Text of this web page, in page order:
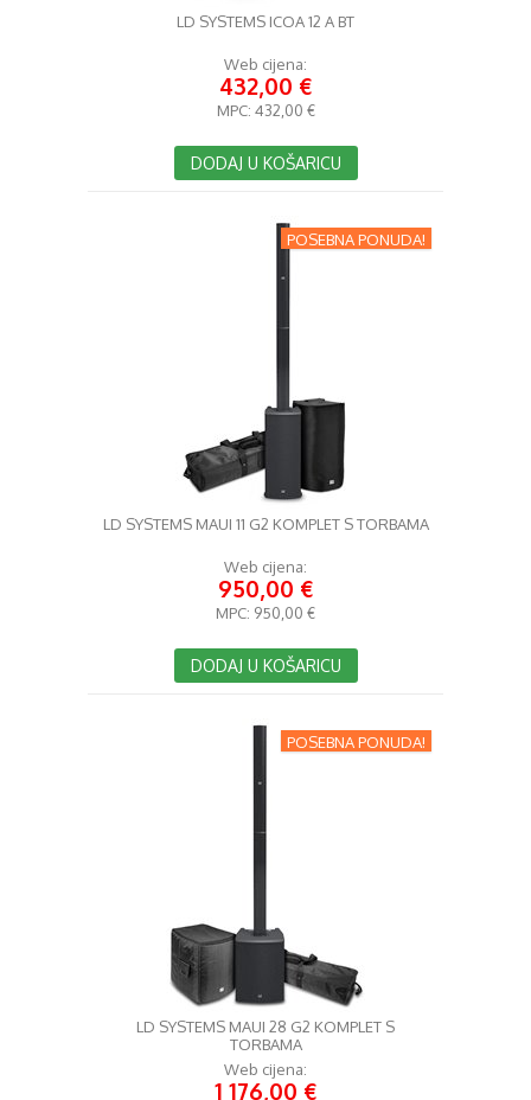
LD SYSTEMS ICOA 12 A BT
Web cijena:
432,00 €
MPC: 432,00 €
DODAJ U KOŠARICU
POSEBNA PONUDA!
LD SYSTEMS MAUI 11 G2 KOMPLET S TORBAMA
Web cijena:
950,00 €
MPC: 950,00 €
DODAJ U KOŠARICU
POSEBNA PONUDA!
LD SYSTEMS MAUI 28 G2 KOMPLET S
TORBAMA
Web cijena:
1 176,00 €